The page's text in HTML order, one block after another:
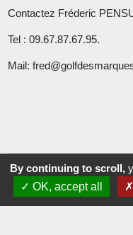
Contactez Fréderic
Tel : 09.67.87.67.95.
Mail:
By continuing to scroll,
OK, accept all